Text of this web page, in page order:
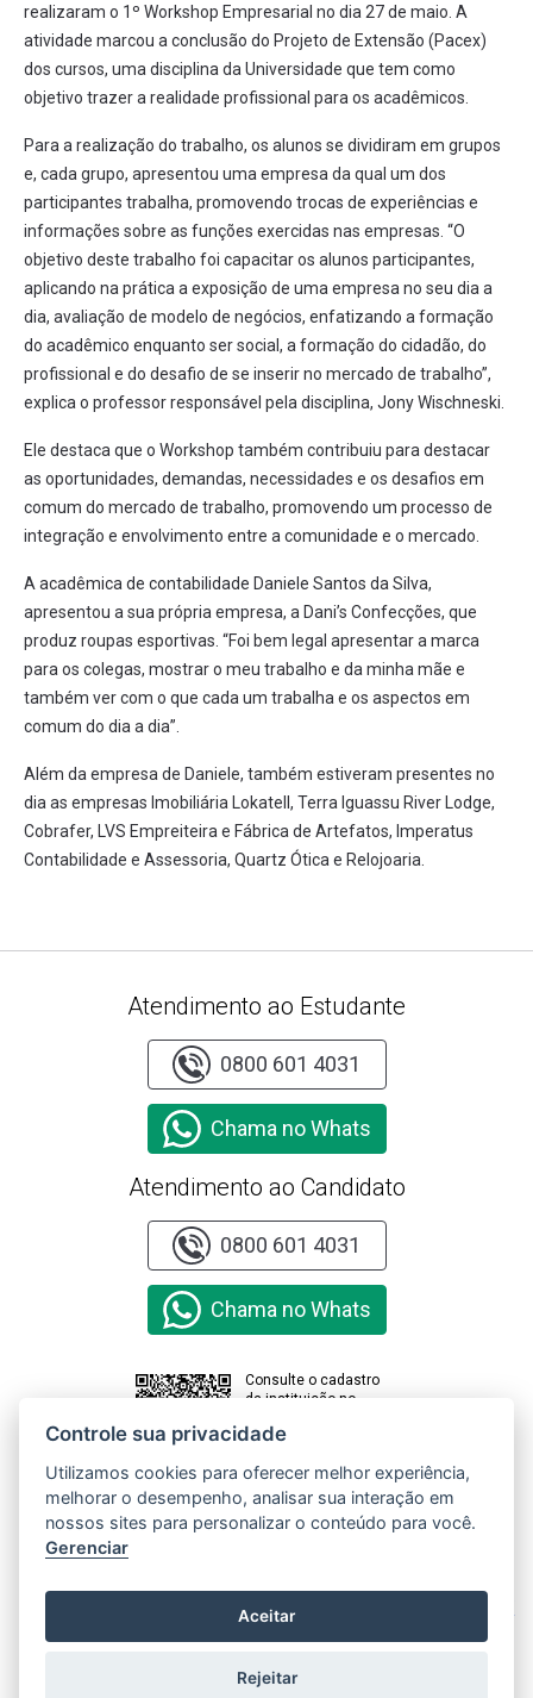
realizaram o 1º Workshop Empresarial no dia 27 de maio. A
atividade marcou a conclusão do Projeto de Extensão (Pacex)
dos cursos, uma disciplina da Universidade que tem como
objetivo trazer a realidade profissional para os acadêmicos.
Para a realização do trabalho, os alunos se dividiram em grupos
e, cada grupo, apresentou uma empresa da qual um dos
participantes trabalha, promovendo trocas de experiências e
informações sobre as funções exercidas nas empresas. “O
objetivo deste trabalho foi capacitar os alunos participantes,
aplicando na prática a exposição de uma empresa no seu dia a
dia, avaliação de modelo de negócios, enfatizando a formação
do acadêmico enquanto ser social, a formação do cidadão, do
profissional e do desafio de se inserir no mercado de trabalho”,
explica o professor responsável pela disciplina, Jony Wischneski.
Ele destaca que o Workshop também contribuiu para destacar
as oportunidades, demandas, necessidades e os desafios em
comum do mercado de trabalho, promovendo um processo de
integração e envolvimento entre a comunidade e o mercado.
A acadêmica de contabilidade Daniele Santos da Silva,
apresentou a sua própria empresa, a Dani’s Confecções, que
produz roupas esportivas. “Foi bem legal apresentar a marca
para os colegas, mostrar o meu trabalho e da minha mãe e
também ver com o que cada um trabalha e os aspectos em
comum do dia a dia”.
Além da empresa de Daniele, também estiveram presentes no
dia as empresas Imobiliária Lokatell, Terra Iguassu River Lodge,
Cobrafer, LVS Empreiteira e Fábrica de Artefatos, Imperatus
Contabilidade e Assessoria, Quartz Ótica e Relojoaria.
Atendimento ao Estudante
0800 601 4031
Chama no Whats
Atendimento ao Candidato
0800 601 4031
Chama no Whats
Consulte o cadastro
da instituição no
Clique aqui e
acesse o
Salarial de
Copyright © 2000 - 2026 Universidade Paranaense. Todos os direitos
Controle sua privacidade
Utilizamos cookies para oferecer melhor experiência,
melhorar o desempenho, analisar sua interação em
nossos sites para personalizar o conteúdo para você.
Gerenciar
Aceitar
Rejeitar